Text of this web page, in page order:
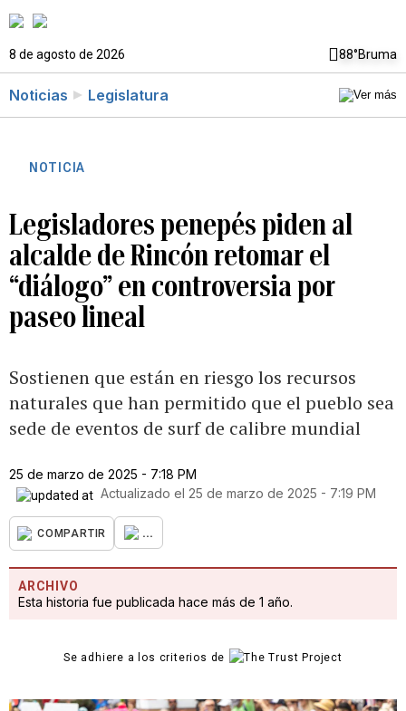
8 de agosto de 2026 88°Bruma
Noticias Legislatura
NOTICIA
Legisladores penepés piden al
alcalde de Rincón retomar el
“diálogo” en controversia por
paseo lineal
Sostienen que están en riesgo los recursos
naturales que han permitido que el pueblo sea
sede de eventos de surf de calibre mundial
25 de marzo de 2025 - 7:18 PM
Actualizado el 25 de marzo de 2025 - 7:19 PM
COMPARTIR ...
ARCHIVO
Esta historia fue publicada hace más de 1 año.
Se adhiere a los criterios de